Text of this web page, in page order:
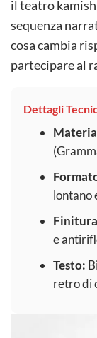
il teatro
sequenza
cosa cambia
partecipare al
Dettagli
lontano
e
Testo:
retro di